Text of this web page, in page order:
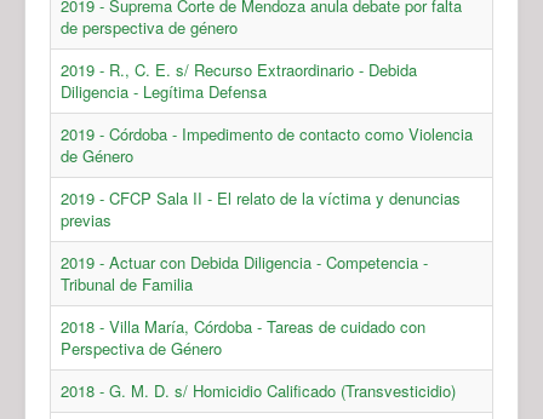
2019 - Suprema Corte de Mendoza anula debate por falta
de perspectiva de género
2019 - R., C. E. s/ Recurso Extraordinario - Debida
Diligencia - Legítima Defensa
2019 - Córdoba - Impedimento de contacto como Violencia
de Género
2019 - CFCP Sala II - El relato de la víctima y denuncias
previas
2019 - Actuar con Debida Diligencia - Competencia -
Tribunal de Familia
2018 - Villa María, Córdoba - Tareas de cuidado con
Perspectiva de Género
2018 - G. M. D. s/ Homicidio Calificado (Transvesticidio)